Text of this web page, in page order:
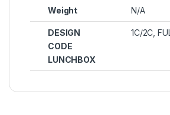
Weight N/A
DESIGN
CODE
LUNCHBOX
1C/2C,